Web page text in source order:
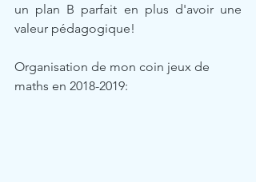
un plan B parfait en plus d'avoir une
valeur pédagogique!
Organisation de mon coin jeux de
maths en 2018-2019: